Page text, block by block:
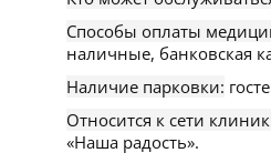
Способы оплаты
наличные, банковская
Наличие парковки:
Относится к сети
«Наша радость».